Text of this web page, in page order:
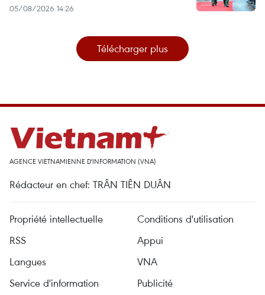
05/08/2026 14:26
Télécharger plus
AGENCE VIETNAMIENNE D'INFORMATION (VNA)
Rédacteur en chef: TRÂN TIÊN DUÂN
Propriété intellectuelle
Conditions d'utilisation
RSS
Appui
Langues
VNA
Service d'information
Publicité